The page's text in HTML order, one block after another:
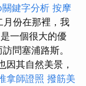
鍵字分析 按摩
月份在那裡，我
一個很大的優
問塞浦路斯。
因其自然美景，
拿師證照 撥筋美